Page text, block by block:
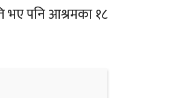
भए पनि आश्रमका १८